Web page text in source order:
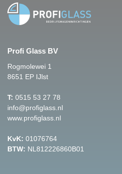
Profi Glass BV
Rogmolewei 1
8651 EP IJlst
T: 0515 53 27 78
info@profiglass.nl
www.profiglass.nl
KvK: 01076764
BTW: NL812226860B01